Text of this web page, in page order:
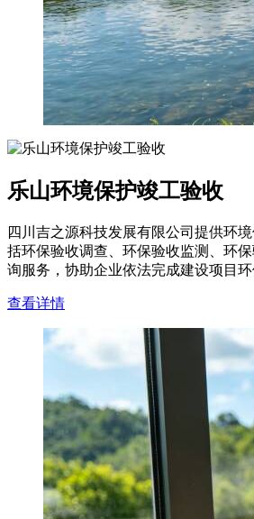
乐山环境保护竣工验收
四川吉之源科技发展有限公司提供环
括环保验收调查、环保验收监测、环
询服务，协助企业依法完成建设项目环
查看详情